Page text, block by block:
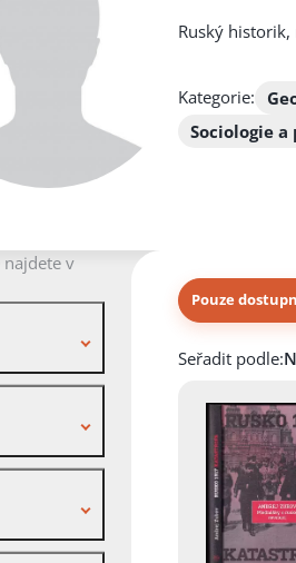
Ruský
Kategorie:
Sociologie
najdete v
Pouze
Knihy autora
Seřadit podle: